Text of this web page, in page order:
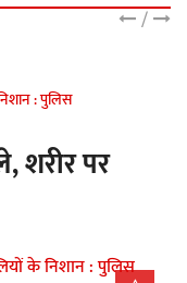
e
/
: पुलिस
शरीर पर